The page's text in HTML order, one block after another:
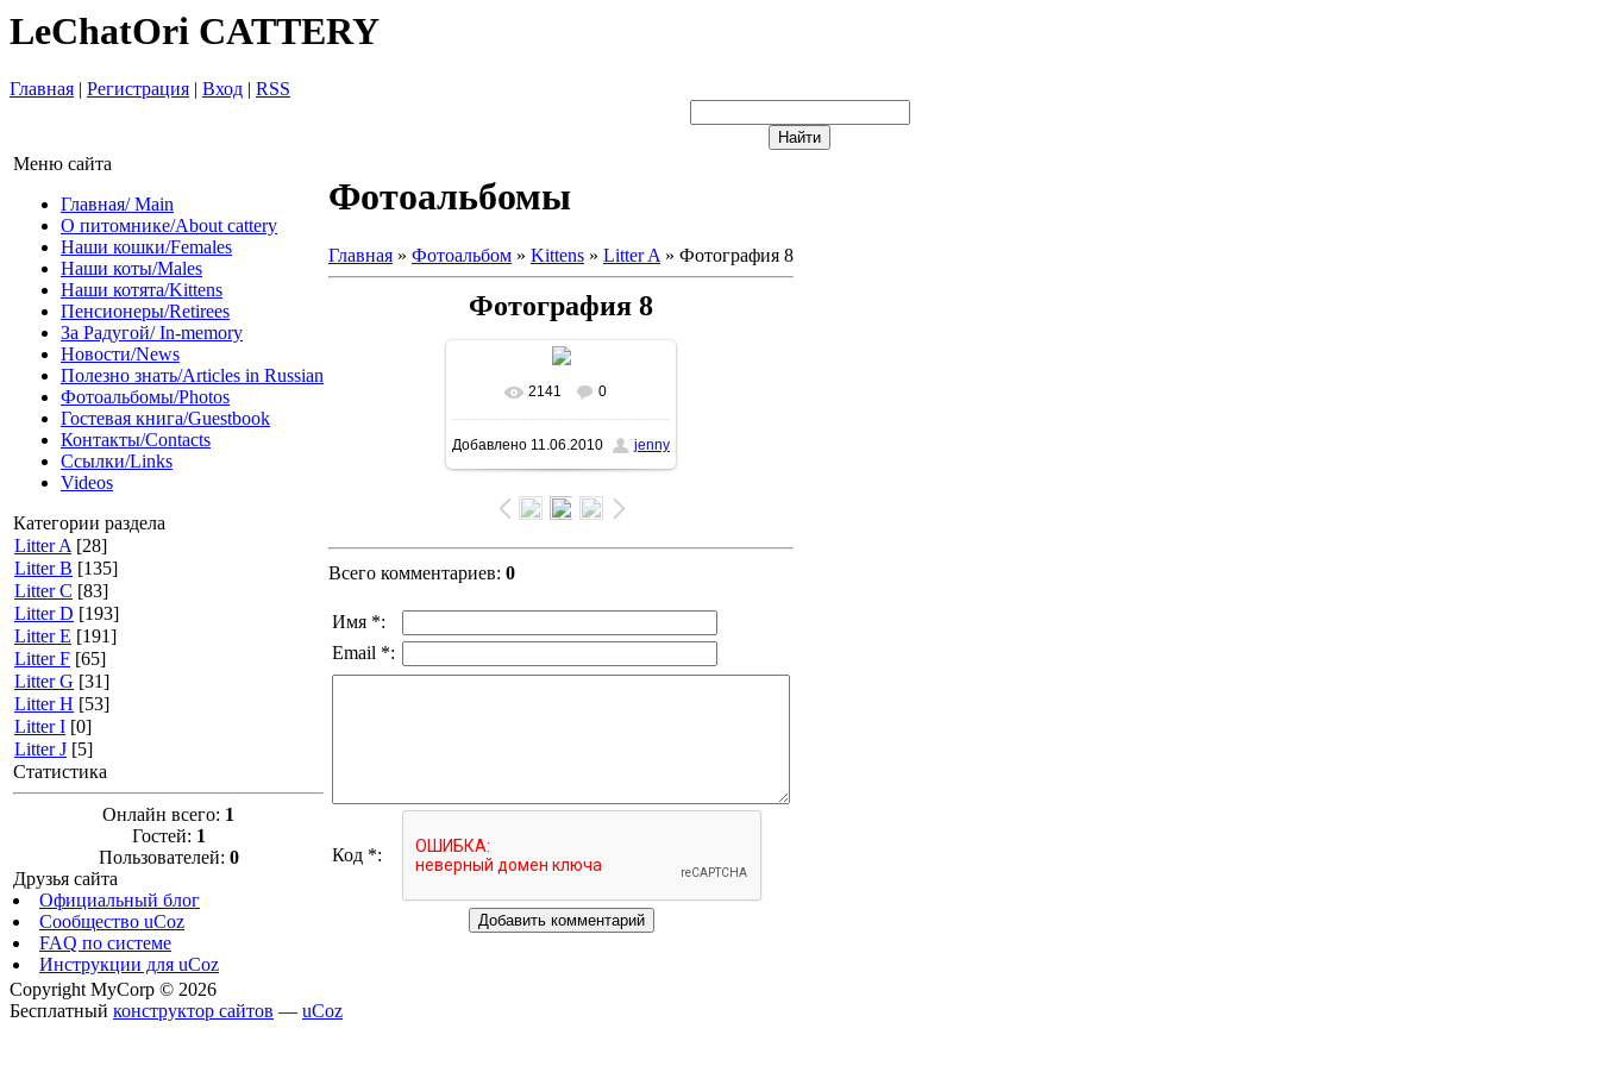
LeChatOri CATTERY
Главная | Регистрация | Вход | RSS
Меню сайта
Главная/ Main
О питомнике/About cattery
Наши кошки/Females
Наши коты/Males
Наши котята/Kittens
Пенсионеры/Retirees
За Радугой/ In-memory
Новости/News
Полезно знать/Articles in Russian
Фотоальбомы/Photos
Гостевая книга/Guestbook
Контакты/Contacts
Ссылки/Links
Videos
Категории раздела
Litter A [28]
Litter B [135]
Litter C [83]
Litter D [193]
Litter E [191]
Litter F [65]
Litter G [31]
Litter H [53]
Litter I [0]
Litter J [5]
Статистика
Онлайн всего: 1
Гостей: 1
Пользователей: 0
Друзья сайта
Официальный блог
Сообщество uCoz
FAQ по системе
Инструкции для uCoz
Фотоальбомы
Главная » Фотоальбом » Kittens » Litter A » Фотография 8
Фотография 8
В реальном размере
1200x800/ 300.1Kb
2141 0
Добавлено 11.06.2010 jenny
Всего комментариев: 0
Имя *:
Email *:
Код *:
Copyright MyCorp © 2026
Бесплатный конструктор сайтов — uCoz